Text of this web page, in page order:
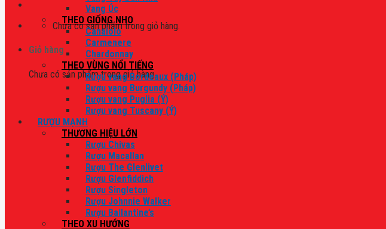
Chưa có sản phẩm trong giỏ hàng.
Giỏ hàng
Chưa có sản phẩm trong giỏ hàng.
Vang Úc
THEO GIỐNG NHO
Canaiolo
Carmenere
Chardonnay
THEO VÙNG NỔI TIẾNG
Rượu vang Bordeaux (Pháp)
Rượu vang Burgundy (Pháp)
Rượu vang Puglia (Ý)
Rượu vang Tuscany (Ý)
RƯỢU MẠNH
THƯƠNG HIỆU LỚN
Rượu Chivas
Rượu Macallan
Rượu The Glenlivet
Rượu Glenfiddich
Rượu Singleton
Rượu Johnnie Walker
Rượu Ballantine’s
THEO XU HƯỚNG